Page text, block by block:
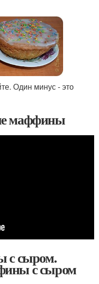
Один минус - это
маффины
с сыром.
с сыром